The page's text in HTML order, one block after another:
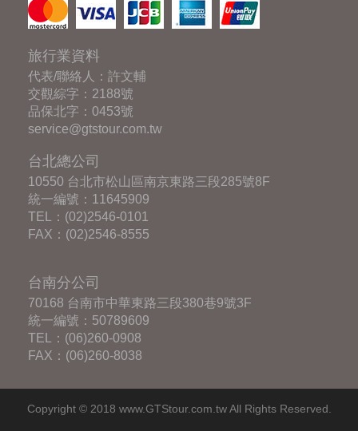
旅行業資料
代表/聯絡人：許文輔
交觀綜字：2188號
品保北字：0453號
service@gtstour.com.tw
台北總公司
10550 台北市松山區南京東路三段285號8F
統一編號：11645909
TEL： (02)2546-0101
FAX：(02)2546-8555
台南分公司
70168 台南市中華東路三段380巷9號3F
統一編號：50789609
TEL： (06)260-0908
FAX：(06)260-8038
Copyright © 2018 www.GTStour.com.tw All Rights Reserved.